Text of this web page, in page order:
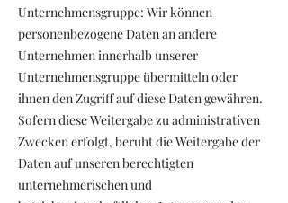
Unternehmensgruppe: Wir können
personenbezogene Daten an andere
Unternehmen innerhalb unserer
Unternehmensgruppe übermitteln oder
ihnen den Zugriff auf diese Daten gewähren.
Sofern diese Weitergabe zu administrativen
Zwecken erfolgt, beruht die Weitergabe der
Daten auf unseren berechtigten
unternehmerischen und